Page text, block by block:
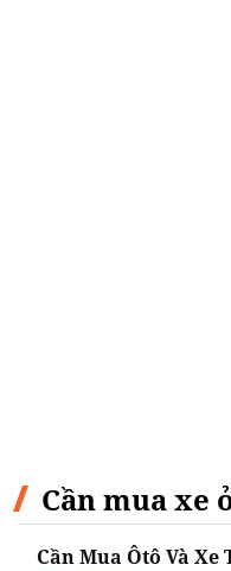
Cần mua xe
Cần Mua Ôtô Và